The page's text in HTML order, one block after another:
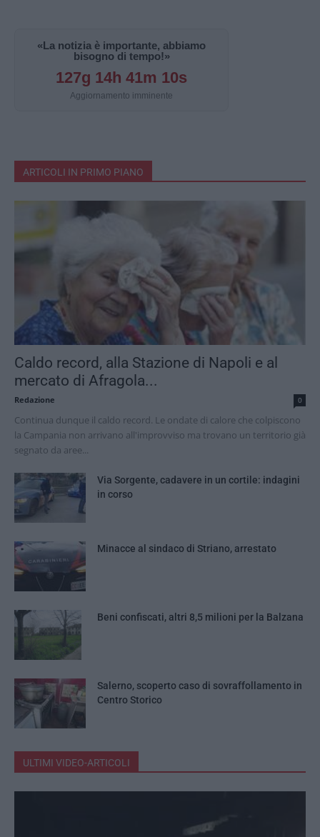
«La notizia è importante, abbiamo
bisogno di tempo!»
127g 14h 41m 9s
Aggiornamento imminente
ARTICOLI IN PRIMO PIANO
Caldo record, alla Stazione di Napoli e al
mercato di Afragola...
Redazione 0
Continua dunque il caldo record. Le ondate di calore che colpiscono
la Campania non arrivano all'improvviso ma trovano un territorio già
segnato da aree...
Via Sorgente, cadavere in un cortile: indagini
in corso
Minacce al sindaco di Striano, arrestato
Beni confiscati, altri 8,5 milioni per la Balzana
Salerno, scoperto caso di sovraffollamento in
Centro Storico
ULTIMI VIDEO-ARTICOLI